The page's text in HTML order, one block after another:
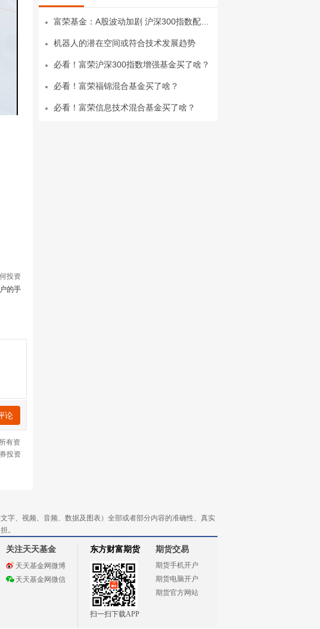
投资
的手
论
有资
投资
机器人的潜在空间或符合技术发展趋势
必看！富荣沪深300指数增强基金买了啥？
必看！富荣福锦混合基金买了啥？
必看！富荣信息技术混合基金买了啥？
字、视频、音频、数据及图表）全部或者部分内容的准确性、真实
。
关注天天基金
天天基金网微博
天天基金网微信
东方财富期货
扫一扫下载APP
期货交易
期货手机开户
期货电脑开户
期货官方网站